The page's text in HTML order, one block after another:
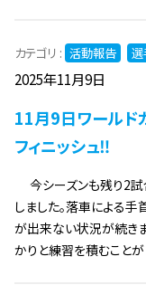
カテゴリ : 活動報告
2025年11月9日
11月9日ワールド
フィニッシュ‼
今シーズンも残り2試
しました。落車による
が出来ない状況が続きま
かりと練習を積むこと